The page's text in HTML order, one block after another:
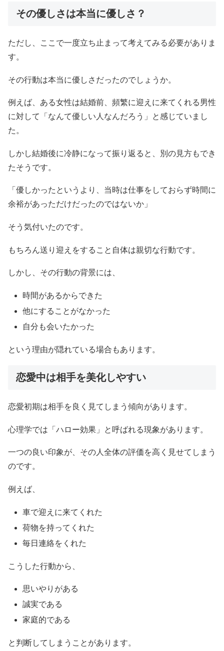
その優しさは本当に優しさ？
ただし、ここで一度立ち止まって考えてみる必要がありま
す。
その行動は本当に優しさだったのでしょうか。
例えば、ある女性は結婚前、頻繁に迎えに来てくれる男性
に対して「なんて優しい人なんだろう」と感じていまし
た。
しかし結婚後に冷静になって振り返ると、別の見方もでき
たそうです。
「優しかったというより、当時は仕事をしておらず時間に
余裕があっただけだったのではないか」
そう気付いたのです。
もちろん送り迎えをすること自体は親切な行動です。
しかし、その行動の背景には、
時間があるからできた
他にすることがなかった
自分も会いたかった
という理由が隠れている場合もあります。
恋愛中は相手を美化しやすい
恋愛初期は相手を良く見てしまう傾向があります。
心理学では「ハロー効果」と呼ばれる現象があります。
一つの良い印象が、その人全体の評価を高く見せてしまう
のです。
例えば、
車で迎えに来てくれた
荷物を持ってくれた
毎日連絡をくれた
こうした行動から、
思いやりがある
誠実である
家庭的である
と判断してしまうことがあります。